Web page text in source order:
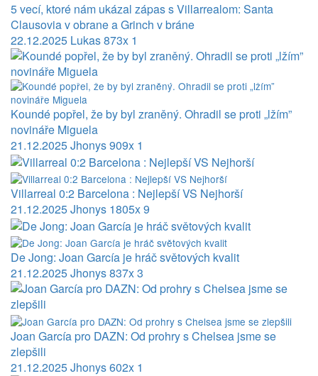
5 vecí, ktoré nám ukázal zápas s Villarrealom: Santa
Clausovia v obrane a Grinch v bráne
22.12.2025 Lukas873x 1
Koundé popřel, že by byl zraněný. Ohradil se proti „lžím”
novináře Miguela
21.12.2025Jhonys909x 1
Villarreal 0:2 Barcelona : Nejlepší VS Nejhorší
21.12.2025Jhonys 1805x9
De Jong: Joan García je hráč světových kvalit
21.12.2025Jhonys837x3
Joan García pro DAZN: Od prohry s Chelsea jsme se
zlepšili
21.12.2025Jhonys602x 1